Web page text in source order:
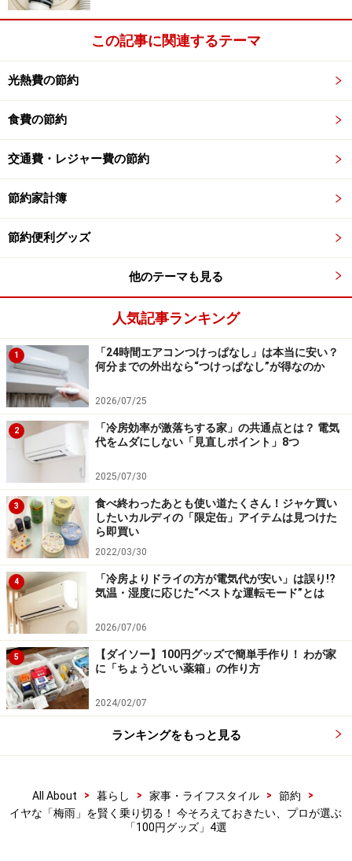
ダイソー「除菌ができる お掃除用 ウェット手袋」税込110円
JANコード：4580417013825
梅雨のお悩みの代表といってもいいのが、カビ。特に靴
箱でカビが発生すると、ほかの靴にも移ってしまい大変
なことになってしまいます。だからこそ、梅雨時の靴箱
は徹底的に除菌しておきたい場所。そのようなときに役
立つのがダイソーの「除菌ができる お掃除用 ウェット手
菌してきれいな状態にしておきましょう。手にはめて使
うので、靴箱の奥の角なども拭きやすいのが特徴です。
の100円で梅雨のお悩みを解消してくれるアイテムが幅
広くそろっています。何かお悩みがあったら、ぜひ100
円ショップをのぞいてみてくださいね。
※記事内容は執筆時点のものです。最新の内容をご確認くださ
い。
【編集部おすすめの購入サイト】
Amazonで節約対策の書籍をチェック！
楽天市場で節約関連の書籍をチェック！
この記事に関連するテーマ
光熱費の節約
食費の節約
交通費・レジャー費の節約
節約家計簿
節約便利グッズ
他のテーマも見る
人気記事ランキング
1
「24時間エアコンつけっぱなし」は本当に安い？
何分までの外出なら“つけっぱなし”が得なのか
2026/07/25
2
「冷房効率が激落ちする家」の共通点とは？ 電気
代をムダにしない「見直しポイント」8つ
2025/07/30
3
食べ終わったあとも使い道たくさん！ジャケ買い
したいカルディの「限定缶」アイテムは見つけた
ら即買い
2022/03/30
4
「冷房よりドライの方が電気代が安い」は誤り!?
気温・湿度に応じた“ベストな運転モード”とは
2026/07/06
5
【ダイソー】100円グッズで簡単手作り！ わが家
に「ちょうどいい薬箱」の作り方
2024/02/07
ランキングをもっと見る
All About > 暮らし > 家事・ライフスタイル > 節約
>
イヤな「梅雨」を賢く乗り切る！ 今そろえておきたい、プロが選ぶ
「100円グッズ」4選